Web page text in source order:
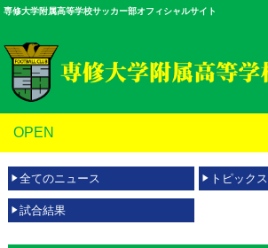
専修大学附属高等学校サッカー部オフィシャルサイト
OPEN
全てのニュース トピックス
試合結果